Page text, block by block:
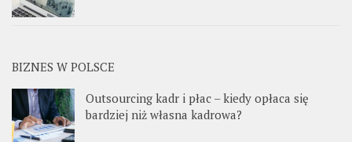
BIZNES W POLSCE
Outsourcing kadr i płac – kiedy opłaca się
bardziej niż własna kadrowa?